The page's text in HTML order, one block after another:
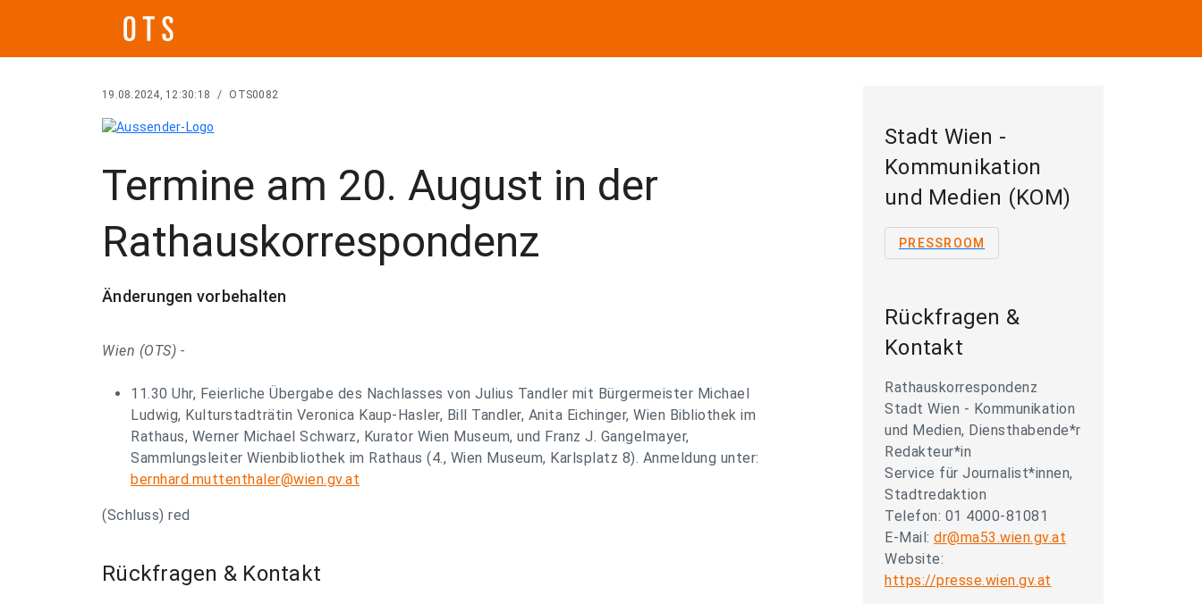
19.08.2024, 12:30:18 / OTS0082
Termine am 20. August in der
Rathauskorrespondenz
Änderungen vorbehalten
Wien (OTS) -
11.30 Uhr, Feierliche Übergabe des Nachlasses von Julius Tandler mit Bürgermeister Michael
Ludwig, Kulturstadträtin Veronica Kaup-Hasler, Bill Tandler, Anita Eichinger, Wien Bibliothek im
Rathaus, Werner Michael Schwarz, Kurator Wien Museum, und Franz J. Gangelmayer,
Sammlungsleiter Wienbibliothek im Rathaus (4., Wien Museum, Karlsplatz 8). Anmeldung unter:
bernhard.muttenthaler@wien.gv.at
(Schluss) red
Rückfragen & Kontakt
Stadt Wien -
Kommunikation
und Medien (KOM)
PRESSROOM
Rückfragen &
Kontakt
Rathauskorrespondenz
Stadt Wien - Kommunikation
und Medien, Diensthabende*r
Redakteur*in
Service für Journalist*innen,
Stadtredaktion
Telefon: 01 4000-81081
E-Mail: dr@ma53.wien.gv.at
Website:
https://presse.wien.gv.at